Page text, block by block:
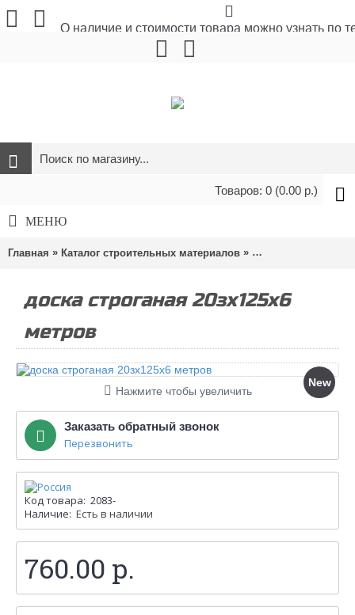
О наличие и стоимости товара можно узнать по
Товаров: 0 (0.00 р.)
МЕНЮ
Главная » Каталог строительных материалов » Стройматериалы
доска строганая 20зх125х6
метров
New
Нажмите чтобы увеличить
Заказать обратный звонок
Перезвонить
Код товара: 2083-
Наличие: Есть в наличии
760.00 р.